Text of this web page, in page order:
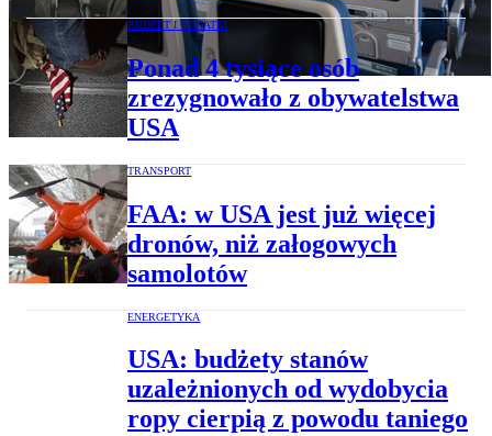
BUDŻET I PODATKI
Ponad 4 tysiące osób
zrezygnowało z obywatelstwa
USA
TRANSPORT
FAA: w USA jest już więcej
dronów, niż załogowych
samolotów
ENERGETYKA
USA: budżety stanów
uzależnionych od wydobycia
ropy cierpią z powodu taniego